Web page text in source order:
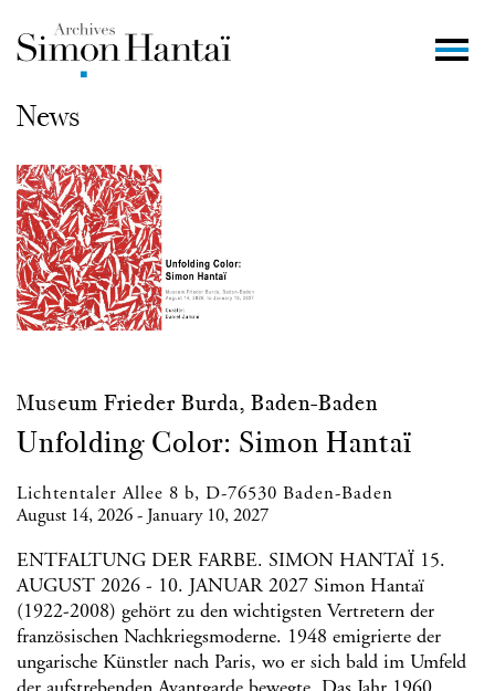
News
Museum Frieder Burda, Baden-Baden
Unfolding Color: Simon Hantaï
Lichtentaler Allee 8 b, D-76530 Baden-Baden
August 14, 2026 - January 10, 2027
ENTFALTUNG DER FARBE. SIMON HANTAÏ 15.
AUGUST 2026 - 10. JANUAR 2027 Simon Hantaï
(1922-2008) gehört zu den wichtigsten Vertretern der
französischen Nachkriegsmoderne. 1948 emigrierte der
ungarische Künstler nach Paris, wo er sich bald im Umfeld